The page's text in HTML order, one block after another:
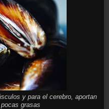
y para el cerebro, aportan
grasas